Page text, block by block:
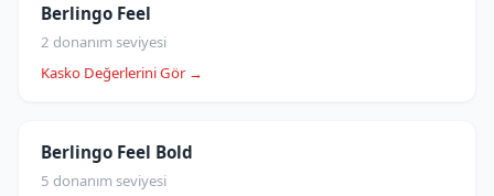
Berlingo Feel
2 donanım seviyesi
Kasko Değerlerini Gör →
Berlingo Feel Bold
5 donanım seviyesi